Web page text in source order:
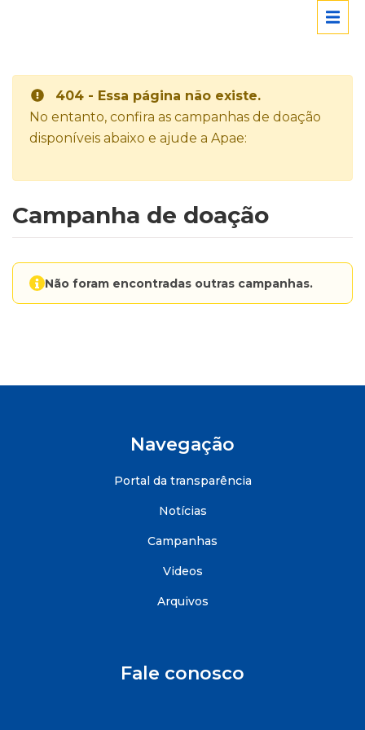
404 - Essa página não existe.
No entanto, confira as campanhas de doação
disponíveis abaixo e ajude a Apae:
Campanha de doação
Não foram encontradas outras campanhas.
Navegação
Portal da transparência
Notícias
Campanhas
Videos
Arquivos
Fale conosco